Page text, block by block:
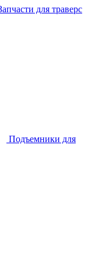
для траверс
Подъемники для